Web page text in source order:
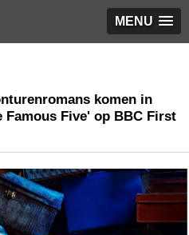
MENU
komen in
Five' op BBC First